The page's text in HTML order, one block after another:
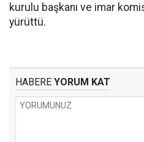
kurulu başkanı ve imar
yürüttü.
HABERE YORUM KAT